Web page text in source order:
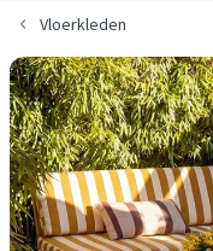
Vloerkleden